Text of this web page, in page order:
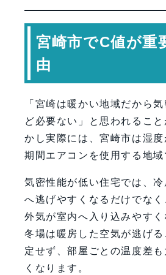
宮崎市でC値が重
由
「宮崎は暖かい地域だから
ど必要ない」と思われるこ
かし実際には、宮崎市は湿
期間エアコンを使用する地域
気密性能が低い住宅では、
へ逃げやすくなるだけでな
外気が室内へ入り込みやすく
冬場は暖房した空気が逃げ
定せず、部屋ごとの温度差
くなります。